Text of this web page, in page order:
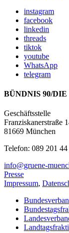
instagram
facebook
linkedin
threads
tiktok
youtube
WhatsApp
telegram
BÜNDNIS 90/DIE
Geschäftsstelle
Franziskanerstraße
81669 München
Telefon: 089 201 44
info@gruene-
Presse
Impressum,